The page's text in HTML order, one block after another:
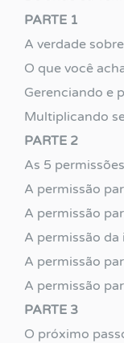
PARTE 1
A verdade
O que você
Gerenciando e
Multiplicando
PARTE 2
As 5
A permissão
A permissão
A permissão
A permissão
A permissão
PARTE 3
O próximo